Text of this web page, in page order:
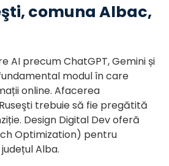
comuna Albac,
AI precum ChatGPT, Gemini și
modul în care
online. Afacerea
trebuie să fie pregătită
Design Digital Dev oferă
Optimization) pentru
Alba.